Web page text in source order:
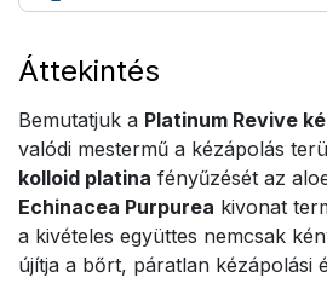
Áttekintés
Bemutatjuk a Platinum Revive
valódi mestermű a kézápolás
kolloid platina fényűzését az
Echinacea Purpurea kivonat
a kivételes együttes nemcsak
újítja a bőrt, páratlan kézápolási